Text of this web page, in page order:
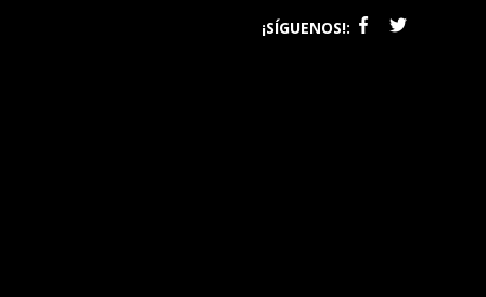
¡SÍGUENOS!: